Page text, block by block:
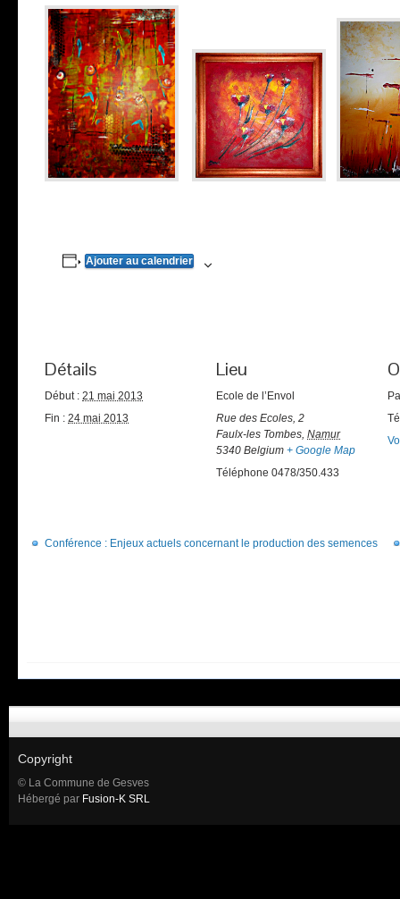
Ajouter au calendrier
Détails
Début : 21 mai 2013
Fin : 24 mai 2013
Lieu
Ecole de l’Envol
Rue des Ecoles, 2
Faulx-les Tombes, Namur
5340 Belgium + Google Map
Téléphone 0478/350.433
Conférence : Enjeux actuels concernant le production des semences
Copyright
© La Commune de Gesves
Hébergé par Fusion-K SRL